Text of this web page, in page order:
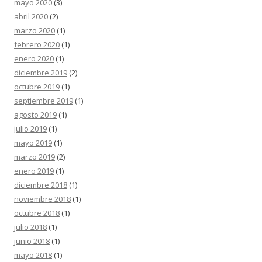
mayo 2020 (3)
abril 2020 (2)
marzo 2020 (1)
febrero 2020 (1)
enero 2020 (1)
diciembre 2019 (2)
octubre 2019 (1)
septiembre 2019 (1)
agosto 2019 (1)
julio 2019 (1)
mayo 2019 (1)
marzo 2019 (2)
enero 2019 (1)
diciembre 2018 (1)
noviembre 2018 (1)
octubre 2018 (1)
julio 2018 (1)
junio 2018 (1)
mayo 2018 (1)